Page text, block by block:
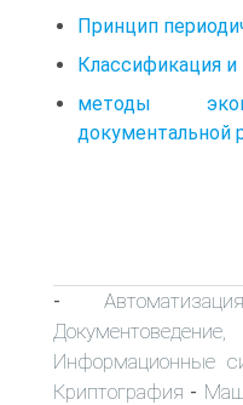
Принцип
Классификация и
методы
документальной
- Автоматизация
Информационные
Криптография -